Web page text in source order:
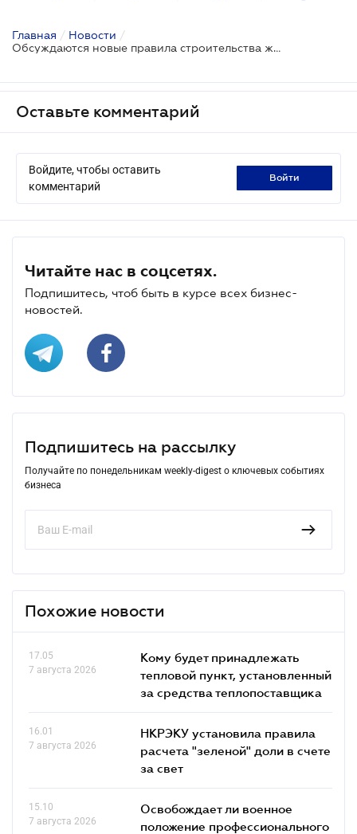
Главная / Новости /
Обсуждаются новые правила строительства животноводческих комплексов
Оставьте комментарий
Войдите, чтобы оставить
комментарий
войти
Читайте нас в соцсетях.
Подпишитесь, чтоб быть в курсе всех бизнес-
новостей.
Подпишитесь на рассылку
Получайте по понедельникам weekly-digest о ключевых событиях
бизнеса
Похожие новости
17.05
7 августа 2026
Кому будет принадлежать
тепловой пункт, установленный
за средства теплопоставщика
16.01
7 августа 2026
НКРЭКУ установила правила
расчета "зеленой" доли в счете
за свет
15.10
7 августа 2026
Освобождает ли военное
положение профессионального